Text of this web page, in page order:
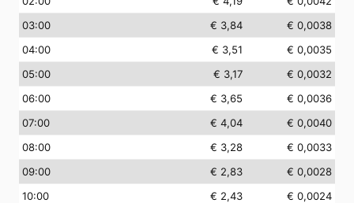
03:00 € 3,84
€ 0,0038
04:00 € 3,51
€ 0,0035
05:00 € 3,17
€ 0,0032
06:00 € 3,65
€ 0,0036
07:00 € 4,04
€ 0,0040
08:00 € 3,28
€ 0,0033
09:00 € 2,83
€ 0,0028
10:00 € 2,43
€ 0,0024